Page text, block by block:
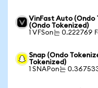
VinFast Auto (Ondo
(Ondo Tokenized)
1 VFSon는 0.222769
Snap (Ondo
Tokenized)
1 SNAPon는